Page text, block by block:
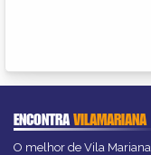
ENCONTRAVILAMARIANA
O melhor de Vila Mariana